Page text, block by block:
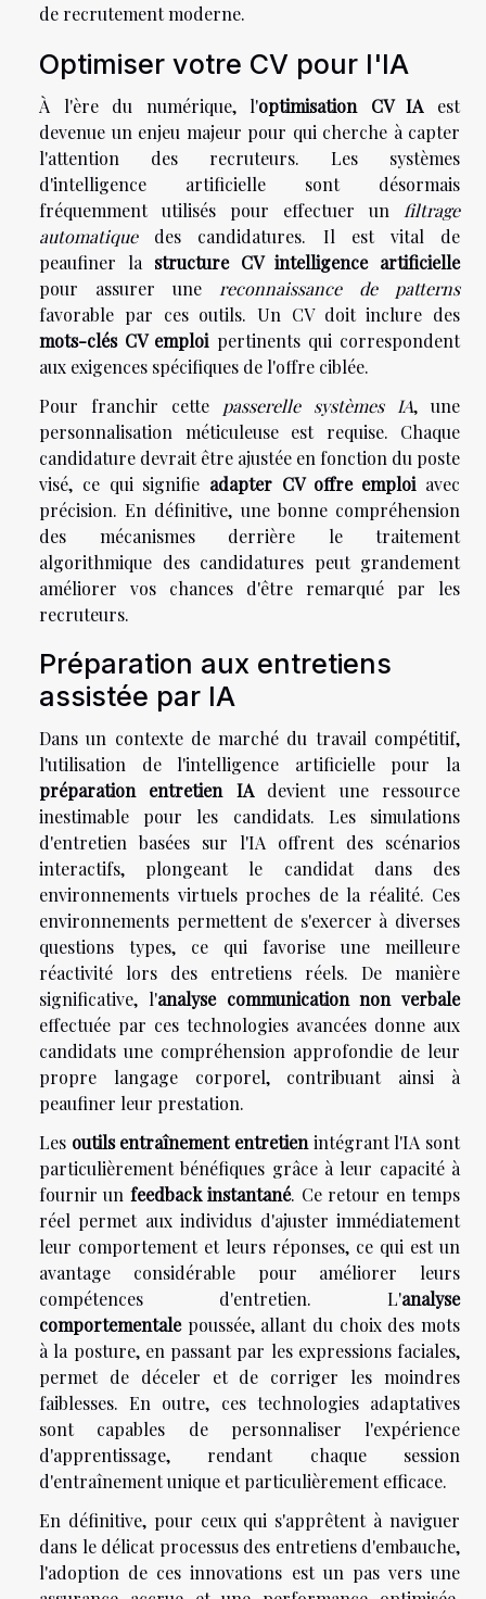
de recrutement moderne.
Optimiser votre CV pour l'IA
À l'ère du numérique, l'optimisation CV IA est
devenue un enjeu majeur pour qui cherche à capter
l'attention des recruteurs. Les systèmes
d'intelligence artificielle sont désormais
fréquemment utilisés pour effectuer un filtrage
automatiquedes candidatures. Il est vital de
peaufiner la structure CV intelligence artificielle
pour assurer une reconnaissance de patterns
favorable par ces outils. Un CV doit inclure des
mots-clés CV emploi pertinents qui correspondent
aux exigences spécifiques de l'offre ciblée.
Pour franchir cette passerelle systèmes IA, une
personnalisation méticuleuse est requise. Chaque
candidature devrait être ajustée en fonction du poste
visé, ce qui signifie adapter CV offre emploi avec
précision. En définitive, une bonne compréhension
des mécanismes derrière le traitement
algorithmique des candidatures peut grandement
améliorer vos chances d'être remarqué par les
recruteurs.
Préparation aux entretiens
assistée par IA
Dans un contexte de marché du travail compétitif,
l'utilisation de l'intelligence artificielle pour la
préparation entretien IAdevient une ressource
inestimable pour les candidats. Les simulations
d'entretien basées sur l'IA offrent des scénarios
interactifs, plongeant le candidat dans des
environnements virtuels proches de la réalité. Ces
environnements permettent de s'exercer à diverses
questions types, ce qui favorise une meilleure
réactivité lors des entretiens réels. De manière
significative, l'analyse communication non verbale
effectuée par ces technologies avancées donne aux
candidats une compréhension approfondie de leur
propre langage corporel, contribuant ainsi à
peaufiner leur prestation.
Les outils entraînement entretienintégrant l'IA sont
particulièrement bénéfiques grâce à leur capacité à
fournir un feedback instantané. Ce retour en temps
réel permet aux individus d'ajuster immédiatement
leur comportement et leurs réponses, ce qui est un
avantage considérable pour améliorer leurs
compétences d'entretien. L'analyse
comportementalepoussée, allant du choix des mots
à la posture, en passant par les expressions faciales,
permet de déceler et de corriger les moindres
faiblesses. En outre, ces technologies adaptatives
sont capables de personnaliser l'expérience
d'apprentissage, rendant chaque session
d'entraînement unique et particulièrement efficace.
En définitive, pour ceux qui s'apprêtent à naviguer
dans le délicat processus des entretiens d'embauche,
l'adoption de ces innovations est un pas vers une